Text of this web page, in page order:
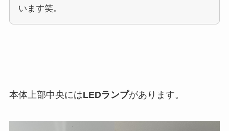
います笑。
本体上部中央にはLEDランプがあります。